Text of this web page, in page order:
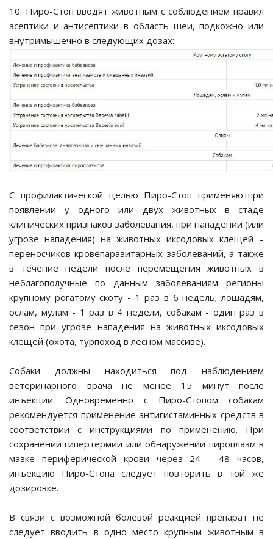
комплексы
шерсти в ЖКТ
проблемы
10. Пиро-Стоп вводят животным с соблюдением правил
асептики и антисептики в область шеи, подкожно или
внутримышечно в следующих дозах:
С профилактической целью Пиро-Стоп применяютпри
появлении у одного или двух животных в стаде
клинических признаков заболевания, при нападении (или
угрозе нападения) на животных иксодовых клещей –
переносчиков кровепаразитарных заболеваний, а также
в течение недели после перемещения животных в
неблагополучные по данным заболеваниям регионы
крупному рогатому скоту - 1 раз в 6 недель; лошадям,
ослам, мулам - 1 раз в 4 недели, собакам - один раз в
сезон при угрозе нападения на животных иксодовых
клещей (охота, турпоход в лесном массиве).
Собаки должны находиться под наблюдением
ветеринарного врача не менее 15 минут после
инъекции. Одновременно с Пиро-Стопом собакам
рекомендуется применение антигистаминных средств в
соответствии с инструкциями по применению. При
сохранении гипертермии или обнаружении пироплазм в
мазке периферической крови через 24 - 48 часов,
инъекцию Пиро-Стопа следует повторить в той же
дозировке.
В связи с возможной болевой реакцией препарат не
следует вводить в одно место крупным животным в